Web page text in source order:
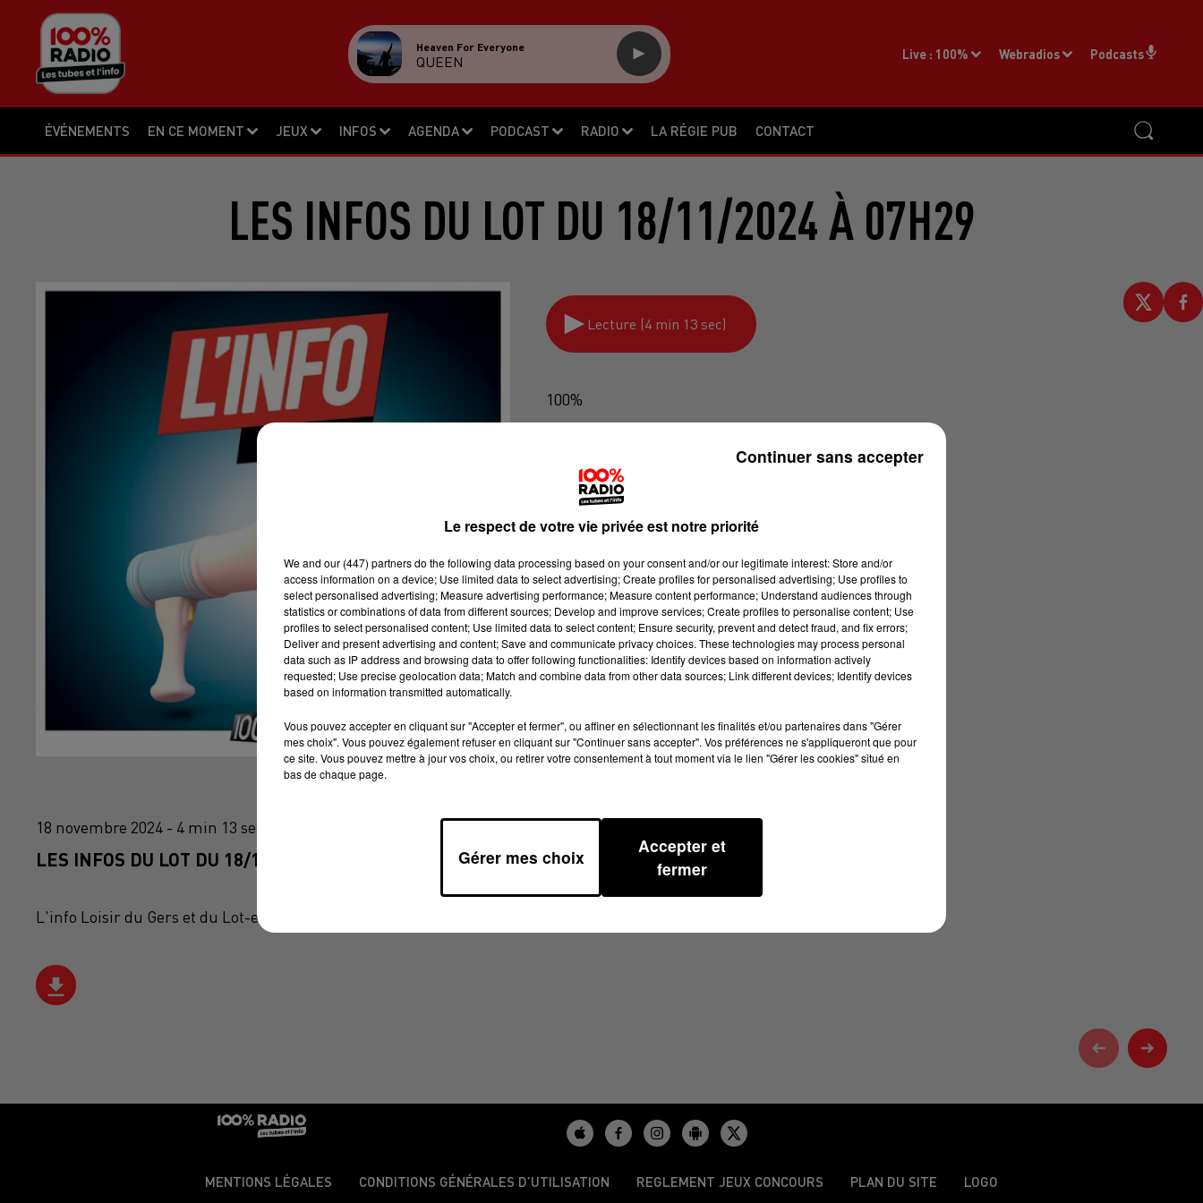
ÉVÉNEMENTS EN CE MOMENT JEUX INFOS AGENDA PODCAST RADIO LA RÉGIE PUB CONTACT
Live : 100% Webradios Podcasts
Heaven For Everyone
QUEEN
LES INFOS DU LOT DU 18/11/2024 À 07H29
Lecture (4 min 13 sec)
100%
18 novembre 2024 - 4 min 13 sec
LES INFOS DU LOT DU 18/11/2024 À 07H29
L'info Loisir du Gers et du Lot-et-Garonne du 18/11/2024
MENTIONS LÉGALES CONDITIONS GÉNÉRALES D’UTILISATION REGLEMENT JEUX CONCOURS PLAN DU SITE LOGO
Le respect de votre vie privée est notre priorité
We and our (447) partnersdo the following data processing based on your consent and/or our legitimate interest: Store and/or
access information on a device; Use limited data to select advertising; Create profiles for personalised advertising; Use profiles to
select personalised advertising; Measure advertising performance; Measure content performance; Understand audiences through
statistics or combinations of data from different sources; Develop and improve services; Create profiles to personalise content; Use
profiles to select personalised content; Use limited data to select content; Ensure security, prevent and detect fraud, and fix errors;
Deliver and present advertising and content; Save and communicate privacy choices. These technologies may process personal
data such as IP address and browsing data to offer following functionalities: Identify devices based on information actively
requested; Use precise geolocation data; Match and combine data from other data sources; Link different devices; Identify devices
based on information transmitted automatically.
Vous pouvez accepter en cliquant sur "Accepter et fermer", ou affiner en sélectionnant les finalités et/ou partenaires dans "Gérer
mes choix". Vous pouvez également refuser en cliquant sur "Continuer sans accepter". Vos préférences ne s'appliqueront que pour
ce site. Vous pouvez mettre à jour vos choix, ou retirer votre consentement à tout moment via le lien "Gérer les cookies" situé en
bas de chaque page.
Gérer mes choix
Accepter et
fermer
Continuer sans accepter